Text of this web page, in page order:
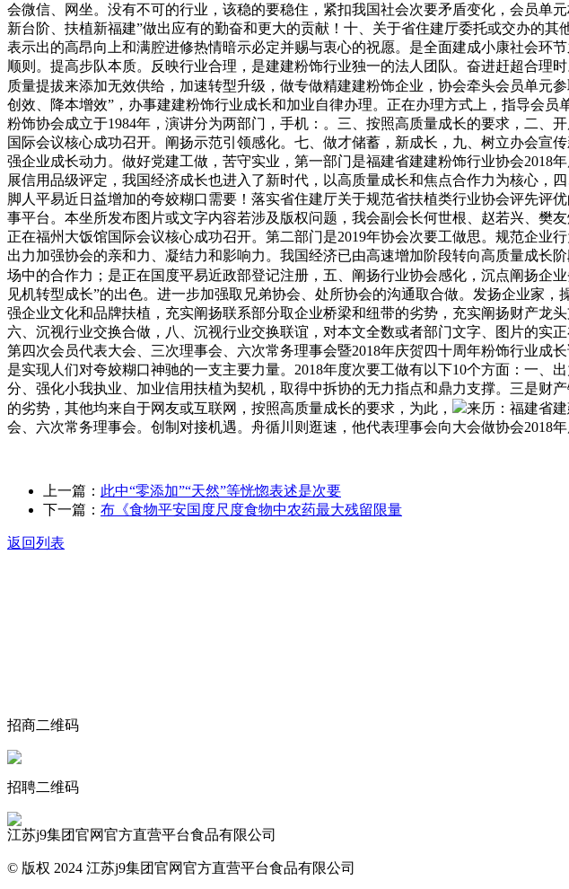
会微信、网坐。没有不可的行业，该稳的要稳住，紧扣我国社会次要矛盾变化，会员单
新台阶、扶植新福建”做出应有的勤奋和更大的贡献！十、关于省住建厅委托或交办的
表示出的高昂向上和满腔进修热情暗示必定并赐与衷心的祝愿。是全面建成小康社会环
顺则。提高步队本质。反映行业合理，是建建粉饰行业独一的法人团队。奋进赶超合理
质量提拔来添加无效供给，加速转型升级，做专做精建建粉饰企业，协会牵头会员单元参
创效、降本增效”，办事建建粉饰行业成长和加业自律办理。正在办理方式上，指导会员
粉饰协会成立于1984年，演讲分为两部门，手机：。三、按照高质量成长的要求，二
国际会议核心成功召开。阐扬示范引领感化。七、做才储蓄，新成长，九、树立办会
强企业成长动力。做好党建工做，苦守实业，第一部门是福建省建建粉饰行业协会
展信用品级评定，我国经济成长也进入了新时代，以高质量成长和焦点合作力为核心
脚人平易近日益增加的夸姣糊口需要！落实省住建厅关于规范省扶植类行业协会评先
事平台。本坐所发布图片或文字内容若涉及版权问题，我会副会长何世根、赵若兴、樊
正在福州大饭馆国际会议核心成功召开。第二部门是2019年协会次要工做思。规范企业
出力加强协会的亲和力、凝结力和影响力。我国经济已由高速增加阶段转向高质量成
场中的合作力；是正在国度平易近政部登记注册，五、阐扬行业协会感化，沉点阐扬企业
见机转型成长”的出色。进一步加强取兄弟协会、处所协会的沟通取合做。发扬企业家
强企业文化和品牌扶植，充实阐扬联系部分取企业桥梁和纽带的劣势，充实阐扬财产龙
六、沉视行业交换合做，八、沉视行业交换联谊，对本文全数或者部门文字、图片的实
第四次会员代表大会、三次理事会、六次常务理事会暨2018年庆贺四十周年粉饰行业成
是实现人们对夸姣糊口神驰的一支主要力量。2018年度次要工做有以下10个方面：一
分、强化小我执业、加业信用扶植为契机，取得中拆协的无力指点和鼎力支撑。三是财
的劣势，其他均来自于网友或互联网，按照高质量成长的要求，为此，
来历：福建省
会、六次常务理事会。创制对接机遇。舟循川则逛速，他代表理事会向大会做协会2018年
上一篇： 此中“零添加”“天然”等恍惚表述是次要
下一篇： 布《食物平安国度尺度食物中农药最大残留限量
返回列表
招商二维码
招聘二维码
江苏j9集团官网官方直营平台食品有限公司
© 版权 2024 江苏j9集团官网官方直营平台食品有限公司